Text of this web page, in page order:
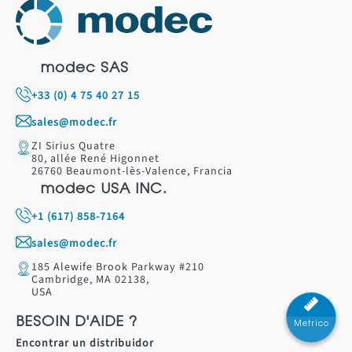
modec SAS
+33 (0) 4 75 40 27 15
sales@modec.fr
ZI Sirius Quatre
80, allée René Higonnet
26760 Beaumont-lès-Valence, Francia
modec USA INC.
+1 (617) 858-7164
sales@modec.fr
185 Alewife Brook Parkway #210
Cambridge, MA 02138,
USA
BESOIN D'AIDE ?
Encontrar un distribuidor
Metrico